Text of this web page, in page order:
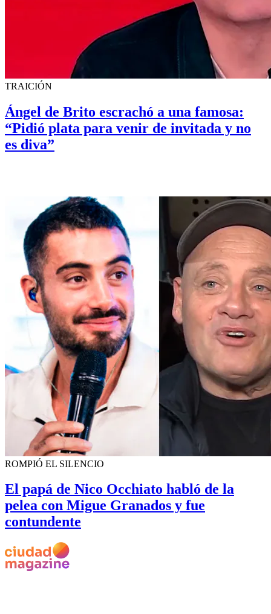
TRAICIÓN
Ángel de Brito escrachó a una famosa:
“Pidió plata para venir de invitada y no
es diva”
ROMPIÓ EL SILENCIO
El papá de Nico Occhiato habló de la
pelea con Migue Granados y fue
contundente